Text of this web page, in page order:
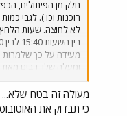
חלק מן הפיתולים,
מעידה על כך
ומעלה שלו. רבים
בהצלחתו. שים לב, זה
וכן לא חופשת חנוכה
הנוסעים. אם בסתם
מעולה זה בטח שלא...
כי תבדוק את